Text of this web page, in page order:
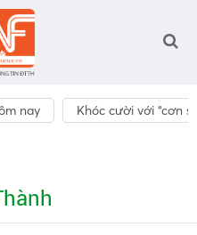
nay Khóc cười với “cơn